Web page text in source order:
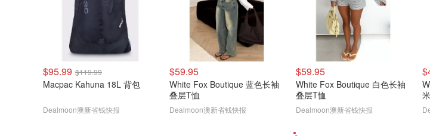
$95.99 $119.99
Macpac Kahuna 18L 背包
Dealmoon澳新省钱快报
$59.95
White Fox Boutique 蓝色长袖
叠层T恤
Dealmoon澳新省钱快报
$59.95
White Fox Boutique 白色长袖
叠层T恤
Dealmoon澳新省钱快报